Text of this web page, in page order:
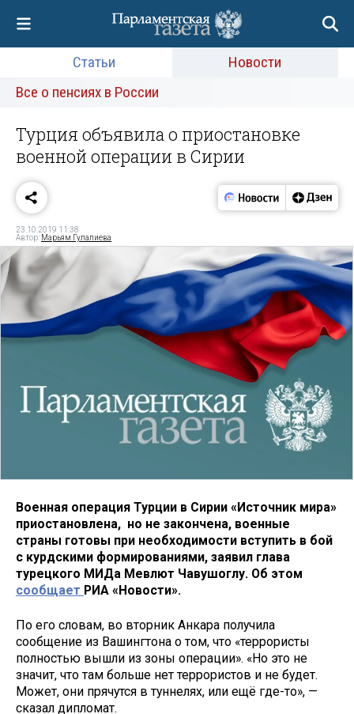
Статьи
Новости
Все о пенсиях в России
Турция объявила о приостановке
военной операции в Сирии
23.10.2019 11:38
Автор: Марьям Гулалиева
Военная операция Турции в Сирии «Источник мира»
приостановлена, но не закончена, военные
страны готовы при необходимости вступить в бой
с курдскими формированиями, заявил глава
турецкого МИДа Мевлют Чавушоглу. Об этом
сообщает РИА «Новости».
По его словам, во вторник Анкара получила
сообщение из Вашингтона о том, что «террористы
полностью вышли из зоны операции». «Но это не
значит, что там больше нет террористов и не будет.
Может, они прячутся в туннелях, или ещё где-то», —
сказал дипломат.